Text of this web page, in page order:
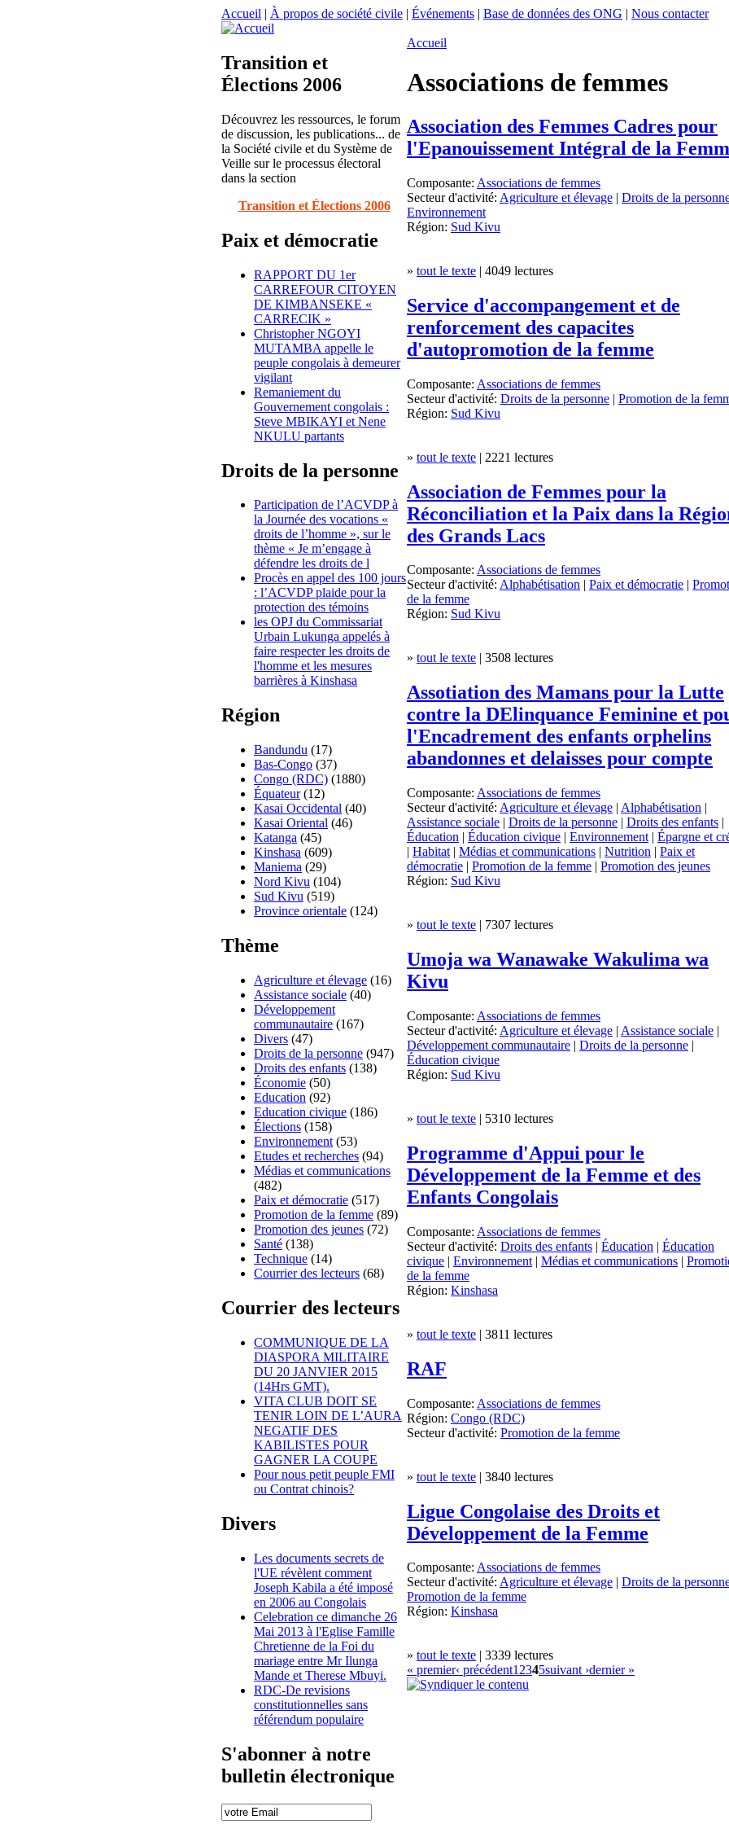
Accueil | À propos de société civile | Événements | Base de données des ONG | Nous contacter
Transition et
Élections 2006
Découvrez les ressources, le forum
de discussion, les publications... de
la Société civile et du Système de
Veille sur le processus électoral
dans la section
Transition et Élections 2006
Paix et démocratie
RAPPORT DU 1er
CARREFOUR CITOYEN
DE KIMBANSEKE «
CARRECIK »
Christopher NGOYI
MUTAMBA appelle le
peuple congolais à demeurer
vigilant
Remaniement du
Gouvernement congolais :
Steve MBIKAYI et Nene
NKULU partants
Droits de la personne
Participation de l’ACVDP à
la Journée des vocations «
droits de l’homme », sur le
thème « Je m’engage à
défendre les droits de l
Procès en appel des 100 jours
: l’ACVDP plaide pour la
protection des témoins
les OPJ du Commissariat
Urbain Lukunga appelés à
faire respecter les droits de
l'homme et les mesures
barrières à Kinshasa
Région
Bandundu (17)
Bas-Congo (37)
Congo (RDC) (1880)
Équateur(12)
Kasai Occidental (40)
Kasai Oriental (46)
Katanga (45)
Kinshasa (609)
Maniema (29)
Nord Kivu (104)
Sud Kivu (519)
Province orientale (124)
Thème
Agriculture et élevage (16)
Assistance sociale (40)
Développement
communautaire (167)
Divers (47)
Droits de la personne (947)
Droits des enfants (138)
Économie (50)
Education (92)
Education civique (186)
Élections (158)
Environnement (53)
Etudes et recherches (94)
Médias et communications
(482)
Paix et démocratie (517)
Promotion de la femme (89)
Promotion des jeunes (72)
Santé (138)
Technique (14)
Courrier des lecteurs (68)
Courrier des lecteurs
COMMUNIQUE DE LA
DIASPORA MILITAIRE
DU 20 JANVIER 2015
(14Hrs GMT).
VITA CLUB DOIT SE
TENIR LOIN DE L’AURA
NEGATIF DES
KABILISTES POUR
GAGNER LA COUPE
Pour nous petit peuple FMI
ou Contrat chinois?
Divers
Les documents secrets de
l'UE révèlent comment
Joseph Kabila a été imposé
en 2006 au Congolais
Celebration ce dimanche 26
Mai 2013 à l'Eglise Famille
Chretienne de la Foi du
mariage entre Mr Ilunga
Mande et Therese Mbuyi.
RDC-De revisions
constitutionnelles sans
référendum populaire
S'abonner à notre
bulletin électronique
Accueil
Associations de femmes
Association des Femmes Cadres pour
l'Epanouissement Intégral de la
Composante: Associations de femmes
Secteur d'activité: Agriculture et élevage | Droits de la
Environnement
Région: Sud Kivu
» tout le texte | 4049 lectures
Service d'accompangement et de
renforcement des capacites
d'autopromotion de la femme
Composante: Associations de femmes
Secteur d'activité: Droits de la personne | Promotion de la
Région: Sud Kivu
» tout le texte | 2221 lectures
Association de Femmes pour la
Réconciliation et la Paix dans la
des Grands Lacs
Composante: Associations de femmes
Secteur d'activité: Alphabétisation | Paix et démocratie |
de la femme
Région: Sud Kivu
» tout le texte | 3508 lectures
Assotiation des Mamans pour la Lutte
contre la DElinquance Feminine et
l'Encadrement des enfants orphelins
abandonnes et delaisses pour compte
Composante: Associations de femmes
Secteur d'activité: Agriculture et élevage | Alphabétisation |
Assistance sociale | Droits de la personne | Droits des enfants |
Éducation | Éducation civique | Environnement | Épargne et
| Habitat | Médias et communications | Nutrition | Paix et
démocratie | Promotion de la femme | Promotion des jeunes
Région: Sud Kivu
» tout le texte | 7307 lectures
Umoja wa Wanawake Wakulima wa
Kivu
Composante: Associations de femmes
Secteur d'activité: Agriculture et élevage | Assistance sociale |
Développement communautaire | Droits de la personne |
Éducation civique
Région: Sud Kivu
» tout le texte | 5310 lectures
Programme d'Appui pour le
Développement de la Femme et des
Enfants Congolais
Composante: Associations de femmes
Secteur d'activité: Droits des enfants | Éducation | Éducation
civique | Environnement | Médias et communications |
de la femme
Région: Kinshasa
» tout le texte | 3811 lectures
RAF
Composante: Associations de femmes
Région: Congo (RDC)
Secteur d'activité: Promotion de la femme
» tout le texte | 3840 lectures
Ligue Congolaise des Droits et
Développement de la Femme
Composante: Associations de femmes
Secteur d'activité: Agriculture et élevage Droits de la
Promotion de la femme
Région: Kinshasa
» tout le texte | 3339 lectures
« premier‹ précédent12345suivant ›dernier »